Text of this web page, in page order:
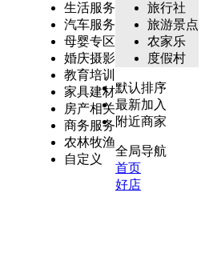
生活服务
汽车服务
母婴专区
婚庆摄影
教育培训
家具建材
房产相关
商务服务
农林牧渔
自定义
旅行社
旅游景点
农家乐
度假村
默认排序
最新加入
附近商家
全局导航
首页
好店